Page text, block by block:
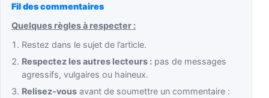
Fil des commentaires
Quelques règles à respecter :
Restez dans le sujet de l’article.
Respectez les autres lecteurs : pas de messages
agressifs, vulgaires ou haineux.
Relisez-vous avant de soumettre un commentaire :